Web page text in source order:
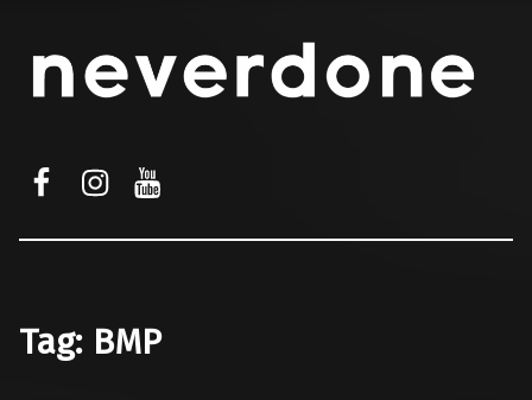
facebookinstagram
youtube
Tag: BMP